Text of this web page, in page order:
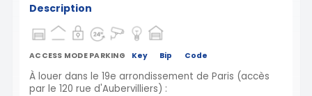
Description
ACCESS MODE PARKING Key Bip Code
À louer dans le 19e arrondissement de Paris (accès
par le 120 rue d'Aubervilliers) :